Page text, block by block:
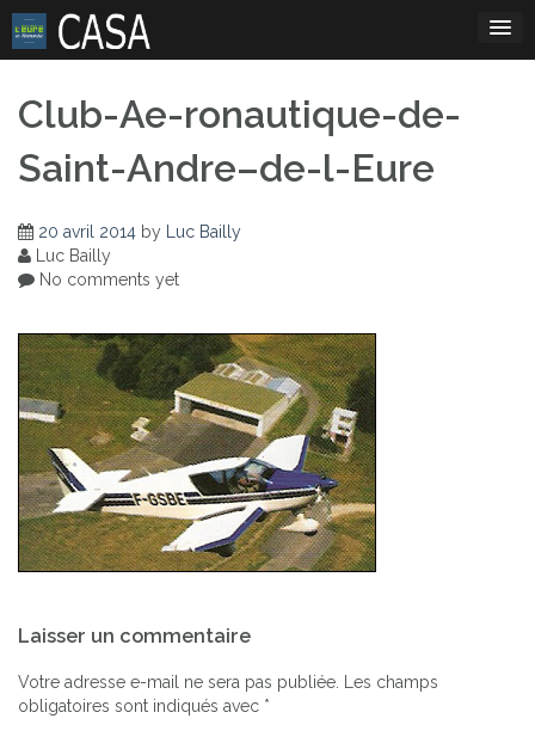
Skip
content
Club-Ae-ronautique-de-
Saint-Andre–de-l-Eure
20 avril 2014 by Luc Bailly
Luc Bailly
No comments yet
de
l’article
Laisser un commentaire
Votre adresse e-mail ne sera pas publiée. Les champs
obligatoires sont indiqués avec *